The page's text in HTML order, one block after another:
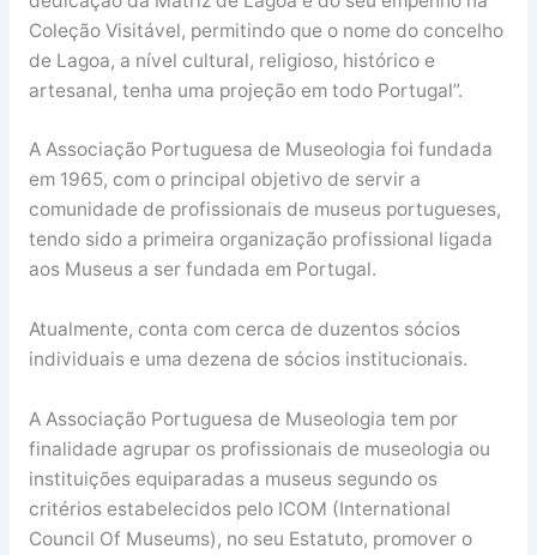
Coleção Visitável, permitindo que o nome do concelho
de Lagoa, a nível cultural, religioso, histórico e
artesanal, tenha uma projeção em todo Portugal”.
A Associação Portuguesa de Museologia foi fundada
em 1965, com o principal objetivo de servir a
comunidade de profissionais de museus portugueses,
tendo sido a primeira organização profissional ligada
aos Museus a ser fundada em Portugal.
Atualmente, conta com cerca de duzentos sócios
individuais e uma dezena de sócios institucionais.
A Associação Portuguesa de Museologia tem por
finalidade agrupar os profissionais de museologia ou
instituições equiparadas a museus segundo os
critérios estabelecidos pelo ICOM (International
Council Of Museums), no seu Estatuto, promover o